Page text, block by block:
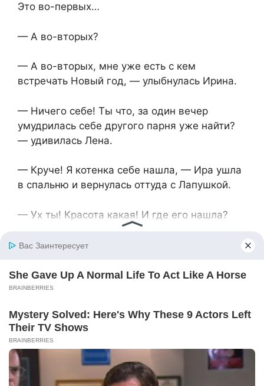
Это во-первых…
— А во-вторых?
— А во-вторых, мне уже есть с кем
встречать Новый год, — улыбнулась Ирина.
— Ничего себе! Ты что, за один вечер
умудрилась себе другого парня уже найти?
— удивилась Лена.
— Круче! Я котенка себе нашла, — Ира ушла
в спальню и вернулась оттуда с Лапушкой.
— Ух ты! Красота какая! И где его нашла?
— На улице. Мимо зоомагазина проходила, а
жалобно. В общем, не смогла я пройти мимо.
задумчиво сказала Лена. — Слушай, ну ты
молодец. Одобряю. Да и котейка эта тебя
быстро к жизни вернет. Поэтому мне
кажется, что пора тебе уже и от Максима
«избавиться». Сколько можно терпеть его